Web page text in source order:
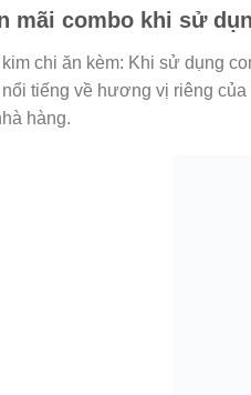
mãi combo khi sử
chi ăn kèm: Khi sử dụng
tiếng về hương vị riêng
hàng.